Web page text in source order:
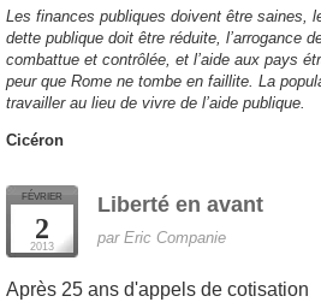
Les finances publiques doivent être saines,
dette publique doit être réduite, l’arrogance
combattue et contrôlée, et l’aide aux pays
peur que Rome ne tombe en faillite. La
travailler au lieu de vivre de l’aide publique.
Cicéron
2
FÉVRIER
2013
Liberté en avant
par Eric Companie
Après 25 ans d'appels de cotisation